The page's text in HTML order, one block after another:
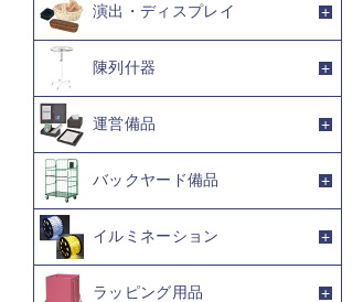
演出・ディスプレイ
陳列什器
運営備品
バックヤード備品
イルミネーション
ラッピング用品